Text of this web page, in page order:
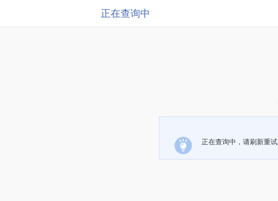
正在查询中
正在查询中，请刷新重试